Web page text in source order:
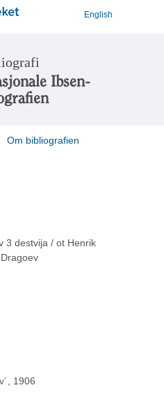
English
Ibsen-
Om bibliografien
3 destvija / ot Henrik
1906